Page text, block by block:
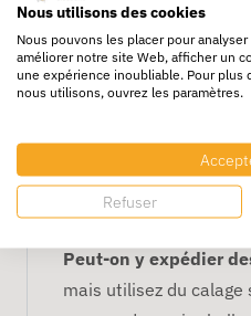
Recyclable et
Caractéristiques
Simple cannelure
Idéale pour
FAQ
Peut-on y expédier
mais utilisez du
Nous utilisons des cookies
Nous pouvons les placer pour
améliorer notre site Web, afficher un
une expérience inoubliable. Pour
nous utilisons, ouvrez les paramètres.
Refuser